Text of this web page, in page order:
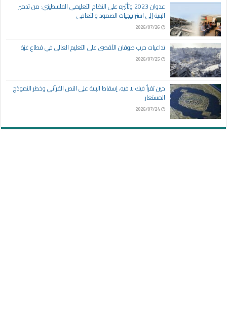
عدوان 2023 وتأثيره على النظام التعليمي الفلسطيني: من تدمير
البنية إلى استراتيجيات الصمود والتعافي
2026/07/26
تداعيات حرب طوفان الأقصى على التعليم العالي في قطاع غزة
2026/07/25
حين تقرأ فيك لا فيه، إسقاط البنية على النص القرآني وخطر النموذج
المستعار
2026/07/24